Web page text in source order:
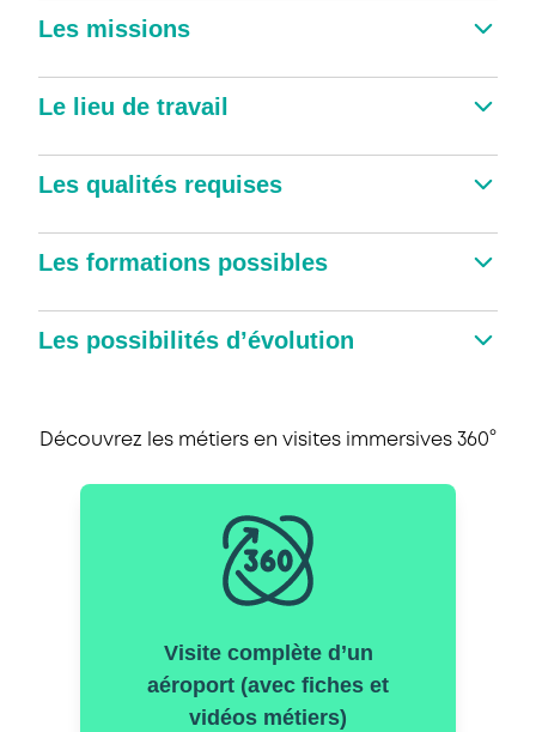
Les missions
Le lieu de travail
Les qualités requises
Les formations possibles
Les possibilités d’évolution
Découvrez les métiers en visites immersives 360°
Visite complète d’un
aéroport (avec fiches et
vidéos métiers)